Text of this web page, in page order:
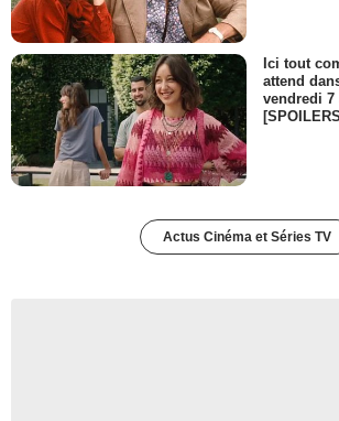
Ici tout
attend
vendredi 7
Actus Cinéma et Séries TV